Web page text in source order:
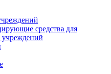
средства для